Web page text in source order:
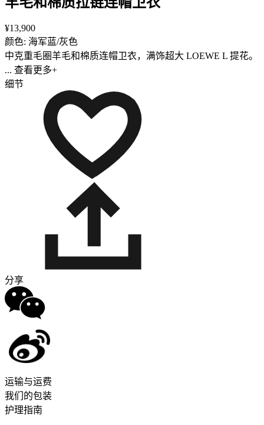
¥13,900
颜色: 海军蓝/灰色
中克重毛圈羊毛和棉质连帽卫衣，满饰超大 LOEWE L 提花。
... 查看更多+
细节
分享
运输与运费
我们的包装
护理指南